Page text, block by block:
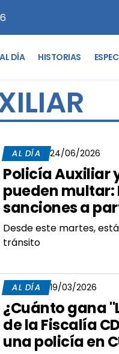
AL DÍA HISTORIAS
AL DÍA 24/06/2026
Policía Auxiliar
pueden
sanciones a
Desde este martes,
tránsito
AL DÍA 19/03/2026
¿Cuánto gana
de la Fiscalía
una policía en